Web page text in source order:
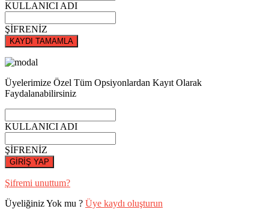
KULLANICI ADI
ŞİFRENİZ
KAYDI TAMAMLA
Üyelerimize Özel Tüm Opsiyonlardan Kayıt Olarak
Faydalanabilirsiniz
KULLANICI ADI
ŞİFRENİZ
GİRİŞ YAP
Şifremi unuttum?
Üyeliğiniz Yok mu ? Üye kaydı oluşturun